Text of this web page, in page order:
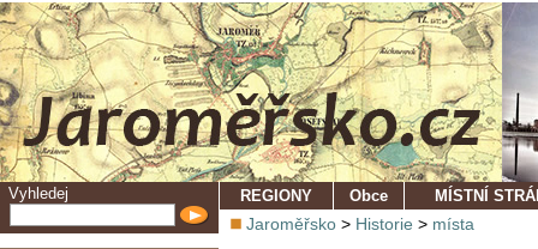
Vyhledej REGIONY Obce MÍSTNÍ
Jaroměřsko > Historie > místa